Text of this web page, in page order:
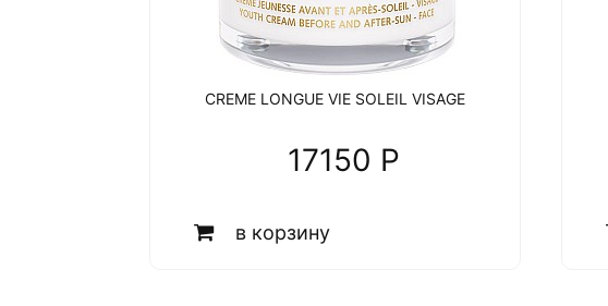
CREME LONGUE VIE SOLEIL VISAGE
17150 P
в корзину